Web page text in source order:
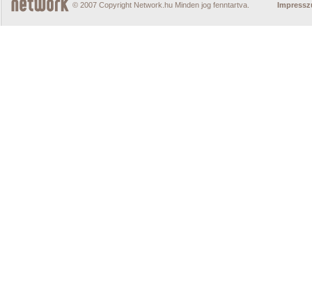
© 2007 Copyright Network.hu Minden jog fenntartva.